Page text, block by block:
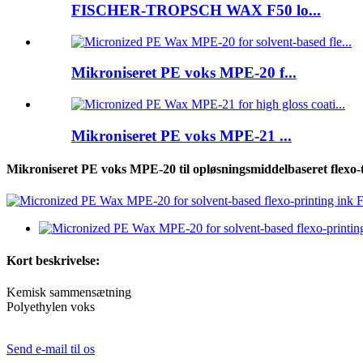
FISCHER-TROPSCH WAX F50 lo...
Mikroniseret PE voks MPE-20 f...
Mikroniseret PE voks MPE-21 ...
Mikroniseret PE voks MPE-20 til opløsningsmiddelbaseret
Kort beskrivelse:
Kemisk sammensætning
Polyethylen voks
Send e-mail til os